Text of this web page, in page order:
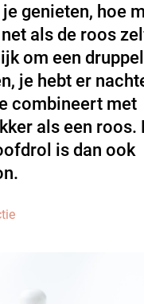
genieten, hoe
als de roos
om een druppel
je hebt er
combineert met
als een roos.
is dan ook